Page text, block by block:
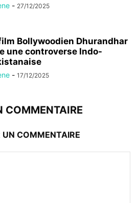
- 27/12/2025
Bollywoodien Dhurandhar
une controverse Indo-
- 17/12/2025
COMMENTAIRE
UN COMMENTAIRE